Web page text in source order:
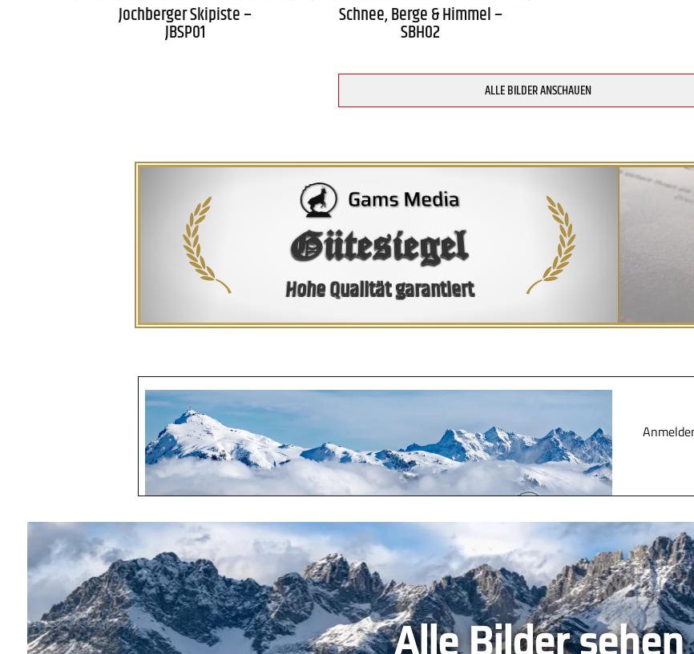
Jochberger Skipiste –
JBSP01
Schnee, Berge & Himmel –
SBH02
ALLE BILDER ANSCHAUEN
Gütesiegel
Hohe Qualität garantiert